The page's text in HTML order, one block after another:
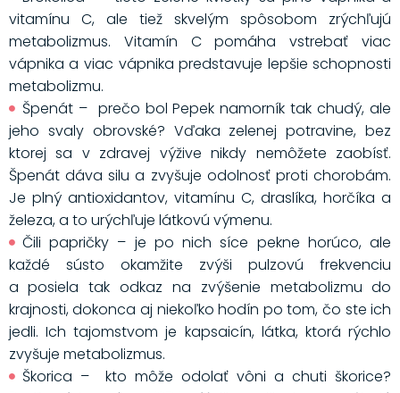
vitamínu C, ale tiež skvelým spôsobom zrýchľujú
metabolizmus. Vitamín C pomáha vstrebať viac
vápnika a viac vápnika predstavuje lepšie schopnosti
metabolizmu.
Špenát – prečo bol Pepek namorník tak chudý, ale
jeho svaly obrovské? Vďaka zelenej potravine, bez
ktorej sa v zdravej výžive nikdy nemôžete zaobísť.
Špenát dáva silu a zvyšuje odolnosť proti chorobám.
Je plný antioxidantov, vitamínu C, draslíka, horčíka a
železa, a to urýchľuje látkovú výmenu.
Čili papričky – je po nich síce pekne horúco, ale
každé sústo okamžite zvýši pulzovú frekvenciu
a posiela tak odkaz na zvýšenie metabolizmu do
krajnosti, dokonca aj niekoľko hodín po tom, čo ste ich
jedli. Ich tajomstvom je kapsaicín, látka, ktorá rýchlo
zvyšuje metabolizmus.
Škorica – kto môže odolať vôni a chuti škorice?